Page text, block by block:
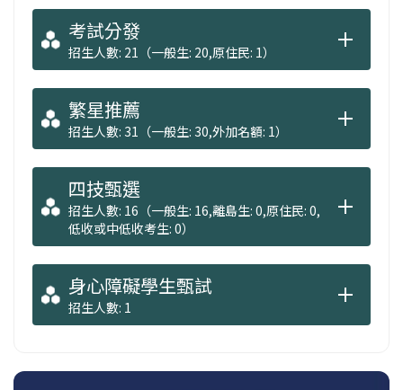
考試分發
招生人數: 21（一般生: 20,原住民: 1）
繁星推薦
招生人數: 31（一般生: 30,外加名額: 1）
四技甄選
招生人數: 16（一般生: 16,離島生: 0,原住民: 0,
低收或中低收考生: 0）
身心障礙學生甄試
招生人數: 1